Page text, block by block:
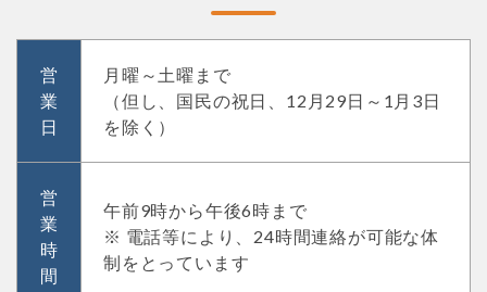
営
業
日
月曜～土曜まで
（但し、国民の祝日、12月29日～1月3日
を除く）
営
業
時
間
午前9時から午後6時まで
※ 電話等により、24時間連絡が可能な体
制をとっています